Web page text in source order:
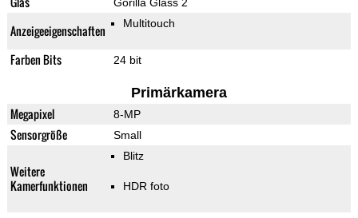
Anzeigeeigenschaften Multitouch
Farben Bits 24 bit
Primärkamera
Megapixel 8-MP
Sensorgröße Small
Weitere
Kamerfunktionen
Blitz
HDR foto